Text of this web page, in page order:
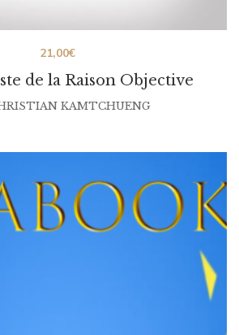
de la Raison Objective
21,00€
KAMTCHUENG